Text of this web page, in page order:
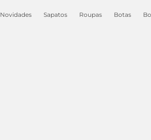
Novidades Sapatos Roupas Botas